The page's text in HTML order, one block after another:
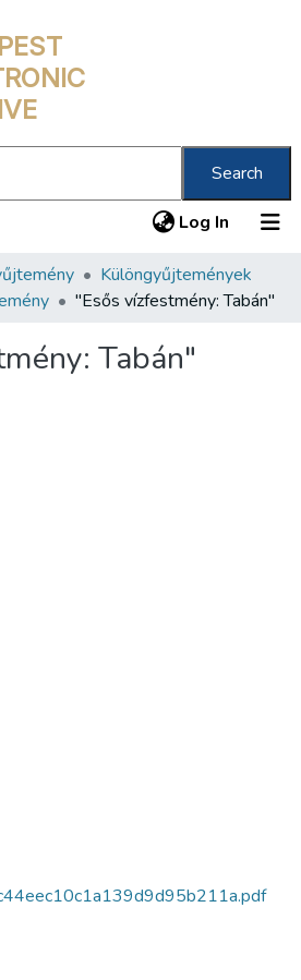
Search
Log In (current)
Különgyűjtemények
"Esős vízfestmény: Tabán"
Tabán"